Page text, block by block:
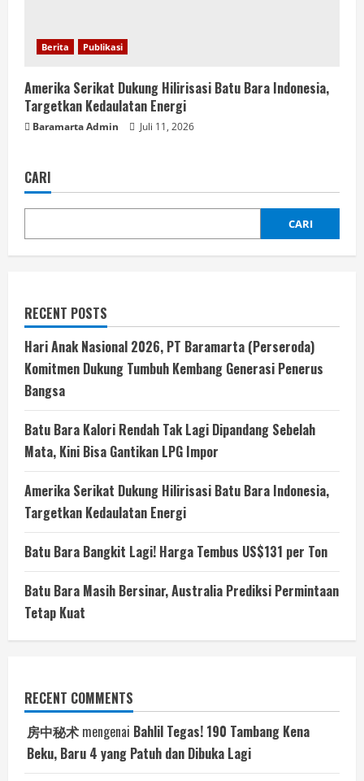
Berita Publikasi
Amerika Serikat Dukung Hilirisasi Batu Bara Indonesia,
Targetkan Kedaulatan Energi
Baramarta Admin Juli 11, 2026
CARI
CARI
RECENT POSTS
Hari Anak Nasional 2026, PT Baramarta (Perseroda)
Komitmen Dukung Tumbuh Kembang Generasi Penerus
Bangsa
Batu Bara Kalori Rendah Tak Lagi Dipandang Sebelah
Mata, Kini Bisa Gantikan LPG Impor
Amerika Serikat Dukung Hilirisasi Batu Bara Indonesia,
Targetkan Kedaulatan Energi
Batu Bara Bangkit Lagi! Harga Tembus US$131 per Ton
Batu Bara Masih Bersinar, Australia Prediksi Permintaan
Tetap Kuat
RECENT COMMENTS
房中秘术 mengenai Bahlil Tegas! 190 Tambang Kena
Beku, Baru 4 yang Patuh dan Dibuka Lagi